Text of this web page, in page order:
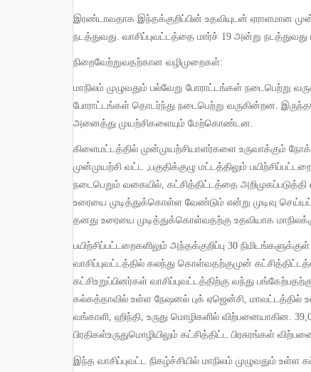
இரண்டாவதாக இந்தக்குறிப்பின் உதவியுடன் ஏராளமான முன்முயற்சியாளர்களை உருவாக்கும் வகையில் பயிற்சிப்பட்டறைகளை
நடத்துவது வாசிப்புவட்டத்தை மார்ச் 19 அன்று நடத்துவது
நிறைவேற்றுவதற்கான வழிமுறைகள்:
மாநிலம் முழுவதும் பல்வேறு போராட்டங்கள் நடைபெற்று
போராட்டங்கள் தொடர்ந்து நடைபெற்று வருகின்றன.
அனைத்து முயற்சிகளையும் மேற்கொண்டன.
கிளைமட்டத்தில் முன்முயற்சியாளர்களை உருவாக்கும்
முன்முயற்சி வட்ட ,பகுதிக்குழு மட்டத்திலும்
நடைபெறும் வகையில், கட்சித்திட்டத்தை
உரையை முடித்துக்கொள்ள வேண்டும் என்று முடிவு
தனது உரையை முடித்துக்கொள்வதற்கு உதவியாக
பயிற்சிப்பட்டறைகளிலும் அந்தக்குறிப்பு 30
வாசிப்புவட்டத்தில் கலந்து கொள்வதற்குமுன்
கட்சிஉறுப்பினர்கள் வாசிப்புவட்டத்திற்கு வந்து
கல்கத்தாவில் உள்ள நேஷனல் புக் ஏஜென்சி, மாவட்டத்தில்
வங்காளி, ஹிந்தி, உருது மொழிகளில் விற்பனையாகின.
பிரதிகள்உருதுமொழியிலும் கட்சித்திட்ட பிரசுரங்கள்
இந்த வாசிப்புவட்ட நிகழ்ச்சியில் மாநிலம் முழுவதும் உள்ள கட்சித்தோழர்கள் பெருமளவில் உற்சாகத்துடன் பங்கேற்றனர் என்பது